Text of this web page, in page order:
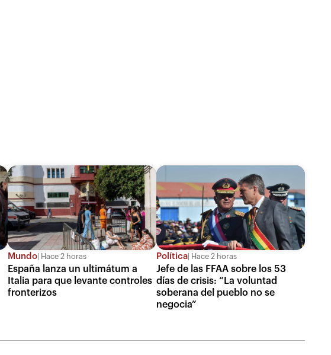
Mundo Hace 2 horas
España lanza un ultimátum a
Italia para que levante controles
fronterizos
Política Hace 2 horas
Jefe de las FFAA sobre los 53
días de crisis: “La voluntad
soberana del pueblo no se
negocia”